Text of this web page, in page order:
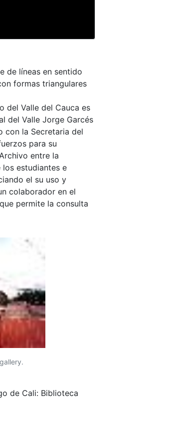
de líneas en sentido
formas triangulares
del Valle del Cauca es
del Valle Jorge Garcés
con la Secretaria del
para su
entre la
los estudiantes e
el su uso y
colaborador en el
permite la consulta
de Cali: Biblioteca